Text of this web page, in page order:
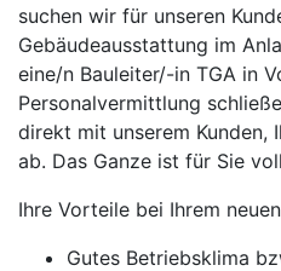
suchen wir für unseren
Gebäudeausstattung im
eine/n Bauleiter/-in TGA in
Personalvermittlung
direkt mit unserem Kunden,
ab. Das Ganze ist für Sie
Ihre Vorteile bei Ihrem
Gutes Betriebsklima